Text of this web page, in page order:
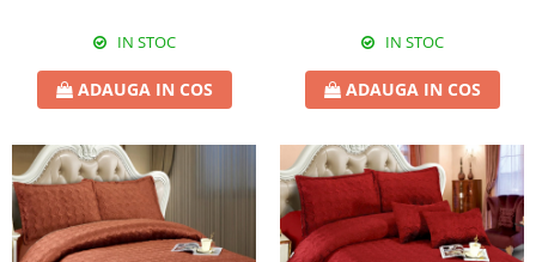
IN STOC
ADAUGA IN COS
IN STOC
ADAUGA IN COS